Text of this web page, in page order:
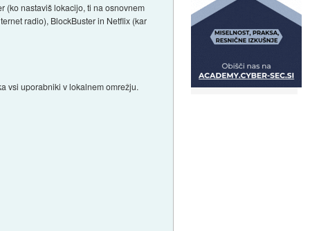
(ko nastaviš lokacijo, ti na osnovnem
radio), BlockBuster in Netflix (kar
vsi uporabniki v lokalnem omrežju.